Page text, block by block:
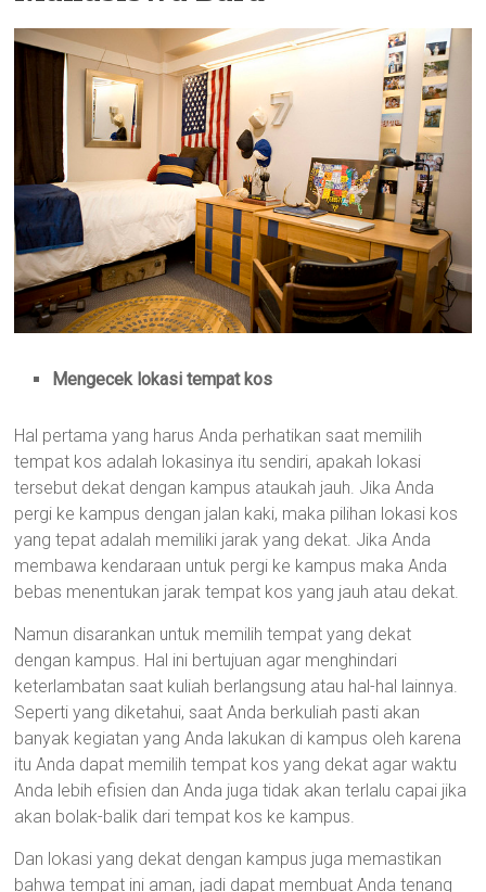
Mengecek lokasi tempat kos
Hal pertama yang harus Anda perhatikan saat memilih
tempat kos adalah lokasinya itu sendiri, apakah lokasi
tersebut dekat dengan kampus ataukah jauh. Jika Anda
pergi ke kampus dengan jalan kaki, maka pilihan lokasi kos
yang tepat adalah memiliki jarak yang dekat. Jika Anda
membawa kendaraan untuk pergi ke kampus maka Anda
bebas menentukan jarak tempat kos yang jauh atau dekat.
Namun disarankan untuk memilih tempat yang dekat
dengan kampus. Hal ini bertujuan agar menghindari
keterlambatan saat kuliah berlangsung atau hal-hal lainnya.
Seperti yang diketahui, saat Anda berkuliah pasti akan
banyak kegiatan yang Anda lakukan di kampus oleh karena
itu Anda dapat memilih tempat kos yang dekat agar waktu
Anda lebih efisien dan Anda juga tidak akan terlalu capai jika
akan bolak-balik dari tempat kos ke kampus.
Dan lokasi yang dekat dengan kampus juga memastikan
bahwa tempat ini aman, jadi dapat membuat Anda tenang